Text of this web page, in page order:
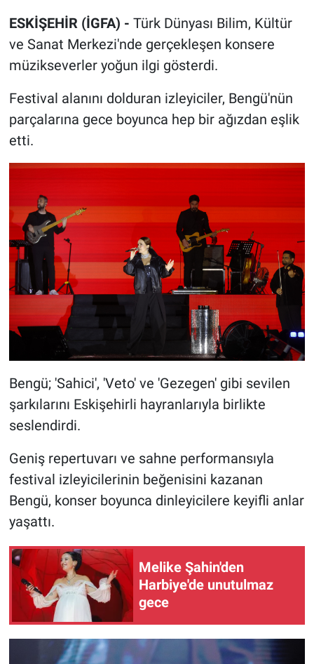
ESKİŞEHİR (İGFA) - Türk Dünyası Bilim, Kültür
ve Sanat Merkezi'nde gerçekleşen konsere
müzikseverler yoğun ilgi gösterdi.
Festival alanını dolduran izleyiciler, Bengü'nün
parçalarına gece boyunca hep bir ağızdan eşlik
etti.
Bengü; 'Sahici', 'Veto' ve 'Gezegen' gibi sevilen
şarkılarını Eskişehirli hayranlarıyla birlikte
seslendirdi.
Geniş repertuvarı ve sahne performansıyla
festival izleyicilerinin beğenisini kazanan
Bengü, konser boyunca dinleyicilere keyifli anlar
yaşattı.
Melike Şahin'den
Harbiye'de unutulmaz
gece